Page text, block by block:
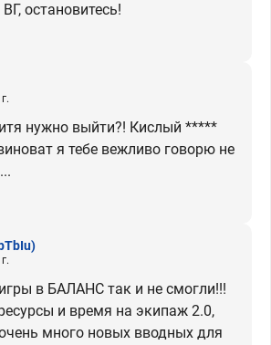
остановитесь!
нужно выйти?! Кислый *****
я тебе вежливо говорю не
в БАЛАНС так и не смогли!!!
и время на экипаж 2.0,
много новых вводных для